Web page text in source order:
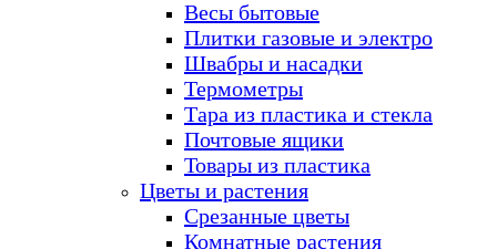
Весы бытовые
Плитки газовые и электро
Швабры и насадки
Термометры
Тара из пластика и стекла
Почтовые ящики
Товары из пластика
Цветы и растения
Срезанные цветы
Комнатные растения